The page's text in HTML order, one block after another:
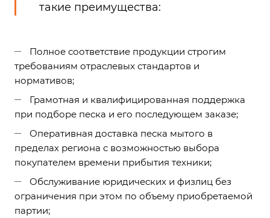
такие преимущества:
Полное соответствие продукции строгим
требованиям отраслевых стандартов и
нормативов;
Грамотная и квалифицированная поддержка
при подборе песка и его последующем заказе;
Оперативная доставка песка мытого в
пределах региона с возможностью выбора
покупателем времени прибытия техники;
Обслуживание юридических и физлиц без
ограничения при этом по объему приобретаемой
партии;